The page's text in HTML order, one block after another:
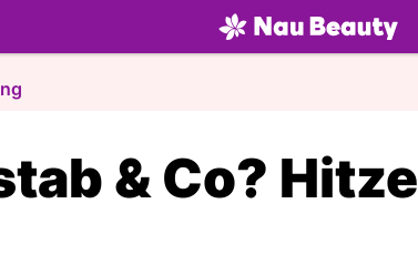
beauty.NAU.ch
& Co?